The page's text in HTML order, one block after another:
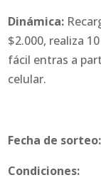
Dinámica:
$2.000, realiza
fácil entras a
celular.
Fecha de sorteo:
Condiciones: